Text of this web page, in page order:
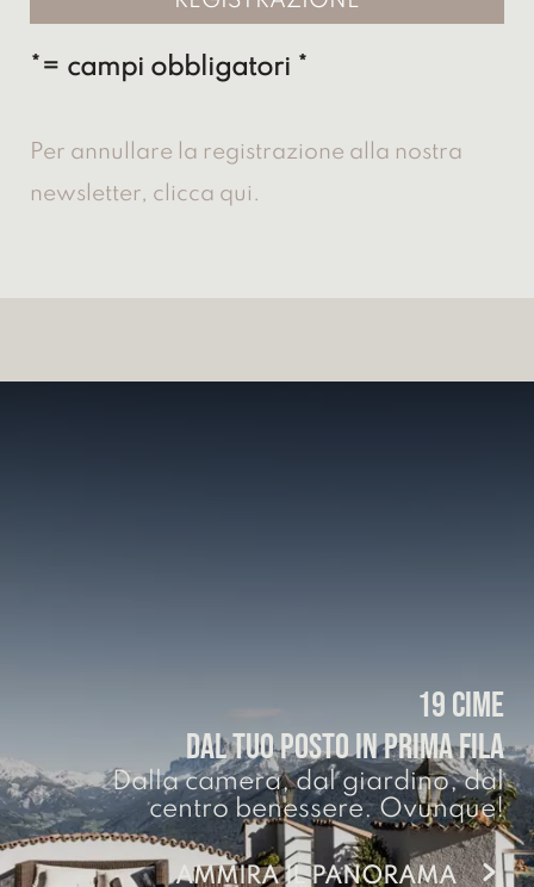
*= campi obbligatori
Per annullare la registrazione alla nostra
newsletter, clicca qui.
19 CIME
DAL TUO POSTO IN PRIMA FILA
Dalla camera, dal giardino, dal
centro benessere. Ovunque!
AMMIRA IL PANORAMA